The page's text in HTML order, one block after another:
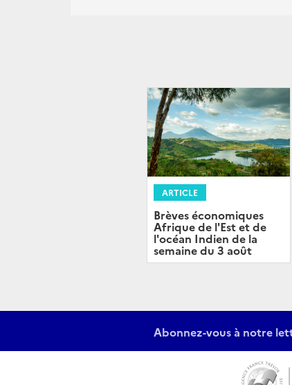
ARTICLE
Brèves économiques
Afrique de l'Est et de
l'océan Indien de la
semaine du 3 août
Abonnez-vous à notre